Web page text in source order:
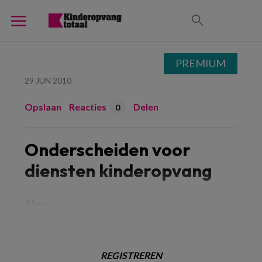
29 JUN 2010
Opslaan Reacties 0 Delen
Onderscheiden voor
diensten kinderopvang
REGISTREREN
PREMIUM